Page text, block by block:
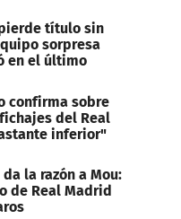
título sin
sorpresa
en el último
confirma sobre
del Real
inferior"
la razón a Mou:
de Real Madrid